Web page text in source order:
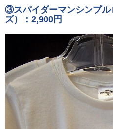
③スパイダーマンシンプル
ズ）：2,900円